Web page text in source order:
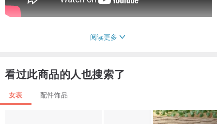
了星座盘设计的表殻，还有星球烫印，就像腕上有一个小宇宙一样，
给人满满能量。
青金石原有的金色矿物在光线下一闪一闪，就像宇宙的星尘一样！！
青金石原有的金色矿物在光线下一闪一闪，就像宇宙的星尘一样！！
阅读更多
看过此商品的人也搜索了
女表 配件饰品